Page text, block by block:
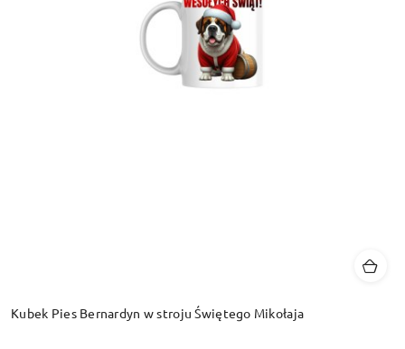
Kubek Pies Bernardyn w stroju Świętego Mikołaja